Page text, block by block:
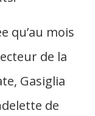
qu’au mois
de la
Gasiglia
de